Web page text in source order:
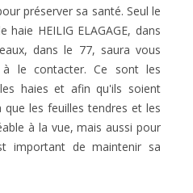
préserver sa santé. Seul le
HEILIG ELAGAGE, dans
dans le 77, saura vous
à le contacter. Ce sont les
haies et afin qu'ils soient
les feuilles tendres et les
à la vue, mais aussi pour
important de maintenir sa